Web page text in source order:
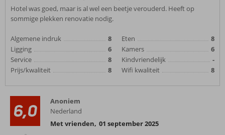
Hotel was goed, maar is al wel een beetje verouderd. Heeft op
sommige plekken renovatie nodig.
Algemene indruk
8
Ligging
6
Service
8
Prijs/kwaliteit
8
Eten
8
Kamers
6
Kindvriendelijk
-
Wifi kwaliteit
8
6,0
Anoniem
Nederland
Met vrienden, 01 september 2025